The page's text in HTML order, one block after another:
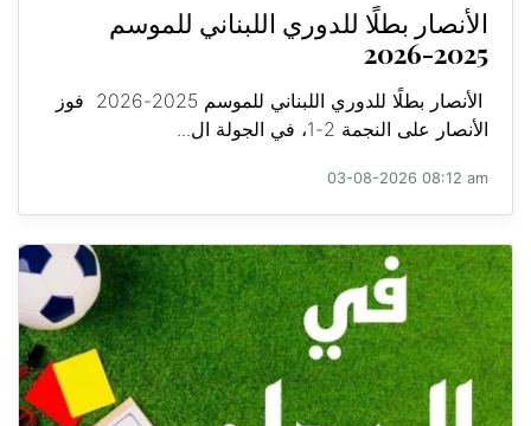
الأنصار بطلًا للدوري اللبناني للموسم
2025-2026
الأنصار بطلًا للدوري اللبناني للموسم 2025-2026 فوز
الأنصار على النجمة 2-1، في الجولة ال...
03-08-2026 08:12 am